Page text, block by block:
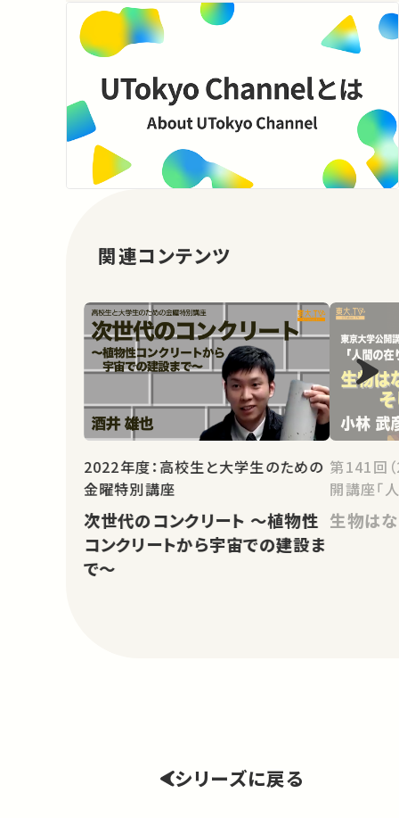
関連コンテンツ
2022年度：高校生と大学生のための
金曜特別講座
次世代のコンクリート ～植物性
コンクリートから宇宙での建設ま
で～
第141回
開講座「
生物は
シリーズに戻る